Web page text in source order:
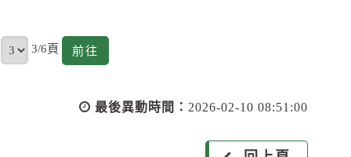
頁
3/6頁 前往
往
最後異動時間： 2026-02-10 08:51:00